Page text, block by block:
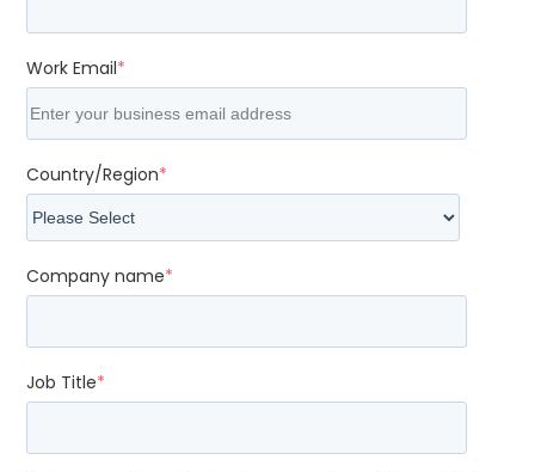
Work Email*
Country/Region*
Company name*
Job Title*